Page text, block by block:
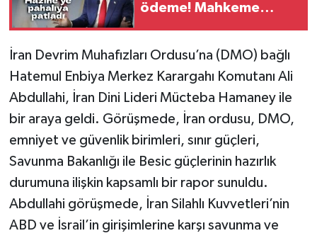
ödeme! Mahkeme
İran Devrim Muhafızları Ordusu’na (DMO) bağlı
Hatemul Enbiya Merkez Karargahı Komutanı Ali
Abdullahi, İran Dini Lideri Mücteba Hamaney ile
bir araya geldi. Görüşmede, İran ordusu, DMO,
emniyet ve güvenlik birimleri, sınır güçleri,
Savunma Bakanlığı ile Besic güçlerinin hazırlık
durumuna ilişkin kapsamlı bir rapor sunuldu.
Abdullahi görüşmede, İran Silahlı Kuvvetleri’nin
ABD ve İsrail’in girişimlerine karşı savunma ve